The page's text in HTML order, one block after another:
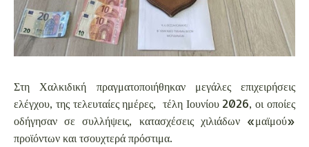
Στη Χαλκιδική πραγματοποιήθηκαν μεγάλες επιχειρήσεις
ελέγχου, της τελευταίες ημέρες, τέλη Ιουνίου 2026, οι οποίες
οδήγησαν σε συλλήψεις, κατασχέσεις χιλιάδων «μαϊμού»
προϊόντων και τσουχτερά πρόστιμα.